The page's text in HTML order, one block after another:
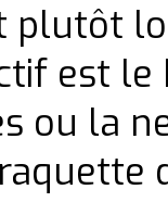
plutôt
est
ou la